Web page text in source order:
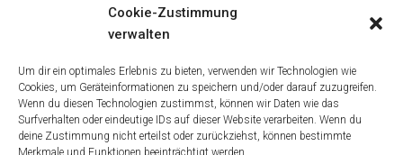
Cookie-Zustimmung
verwalten
Um dir ein optimales Erlebnis zu bieten, verwenden wir Technologien wie
Cookies, um Geräteinformationen zu speichern und/oder darauf zuzugreifen.
Wenn du diesen Technologien zustimmst, können wir Daten wie das
Surfverhalten oder eindeutige IDs auf dieser Website verarbeiten. Wenn du
deine Zustimmung nicht erteilst oder zurückziehst, können bestimmte
Merkmale und Funktionen beeinträchtigt werden.
uns
Daten
rung
Impre
ssum
ngsbe
dingu
ngen
Wider
Nachnahmeg
ebühren,
wenn nicht
anders
beschrieben.